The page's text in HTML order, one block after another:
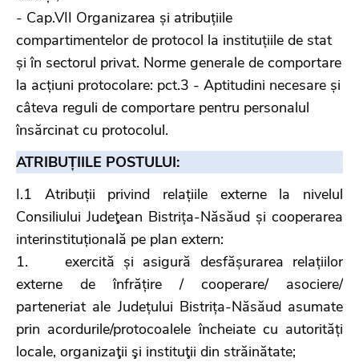
- Cap.VII Organizarea și atribuțiile
compartimentelor de protocol la instituțiile de stat
și în sectorul privat. Norme generale de comportare
la acțiuni protocolare: pct.3 - Aptitudini necesare și
câteva reguli de comportare pentru personalul
însărcinat cu protocolul.
ATRIBUȚIILE POSTULUI:
I.1 Atribuții privind relațiile externe la nivelul
Consiliului Judeţean Bistrița-Năsăud și cooperarea
interinstituțională pe plan extern:
1. exercită și asigură desfășurarea relațiilor
externe de înfrățire / cooperare/ asociere/
parteneriat ale Județului Bistrița-Năsăud asumate
prin acordurile/protocoalele încheiate cu autorități
locale, organizaţii şi instituţii din străinătate;